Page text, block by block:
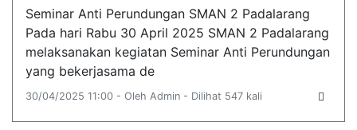
Seminar Anti Perundungan SMAN 2 Padalarang
Pada hari Rabu 30 April 2025 SMAN 2 Padalarang
melaksanakan kegiatan Seminar Anti Perundungan
yang bekerjasama de
30/04/2025 11:00 - Oleh Admin - Dilihat 547 kali